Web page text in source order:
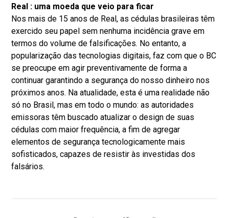
Real : uma moeda que veio para ficar
Nos mais de 15 anos de Real, as cédulas brasileiras têm
exercido seu papel sem nenhuma incidência grave em
termos do volume de falsificações. No entanto, a
popularização das tecnologias digitais, faz com que o BC
se preocupe em agir preventivamente de forma a
continuar garantindo a segurança do nosso dinheiro nos
próximos anos. Na atualidade, esta é uma realidade não
só no Brasil, mas em todo o mundo: as autoridades
emissoras têm buscado atualizar o design de suas
cédulas com maior frequência, a fim de agregar
elementos de segurança tecnologicamente mais
sofisticados, capazes de resistir às investidas dos
falsários.